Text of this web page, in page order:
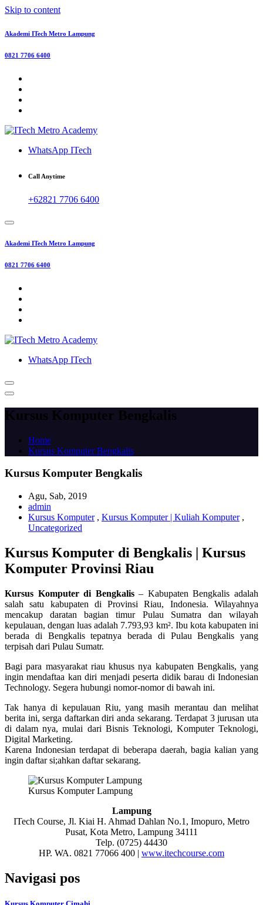
Skip to content
Akademi ITech Metro Lampung
0821 7706 6400
WhatsApp ITech
Call Anytime
+62821 7706 6400
Akademi ITech Metro Lampung
0821 7706 6400
WhatsApp ITech
Kursus Komputer Bengkalis
Home
Kursus Komputer Bengkalis
Kursus Komputer Bengkalis
Agu, Sab, 2019
admin
Kursus Komputer, Kursus Komputer | Kuliah Komputer,
Uncategorized
Kursus Komputer di Bengkalis | Kursus
Komputer Provinsi Riau
Kursus Komputer di Bengkalis– Kabupaten Bengkalis adalah
salah satu kabupaten di Provinsi Riau, Indonesia. Wilayahnya
mencakup daratan bagian timur Pulau Sumatra dan wilayah
kepulauan, dengan luas adalah 7.793,93 km². Ibu kota kabupaten ini
berada di Bengkalis tepatnya berada di Pulau Bengkalis yang
terpisah dari Pulau Sumatr.
Bagi para masyarakat riau khusus nya kabupaten Bengkalis, yang
ingin mendaftaa kan diri menjadi peserta didik barau di Indonesian
Technology. Segera hubungi nomor-nomor di bawah ini.
Tak hanya di kepulauan Riu, yang masih merantau dan melihat
berita ini, serga daftarkan diri anda sekarang. Terdapat 3 jurusan uta
di dalam nya, mulai dari Bisnis Teknologi, Komputer Teknologi,
Digital Marketing.
Karena Indonesian terdapat di beberapa daerah, bagia kalian yang
ingin daftar si;ahkan daftar sekarang.
Kursus Komputer Lampung
Lampung
ITech Course, Jl. Kiai H. Ahmad Dahlan No.1, Imopuro, Metro
Pusat, Kota Metro, Lampung 34111
Telp. (0725) 44430
HP. WA. 0821 77066 400 | www.itechcourse.com
Navigasi pos